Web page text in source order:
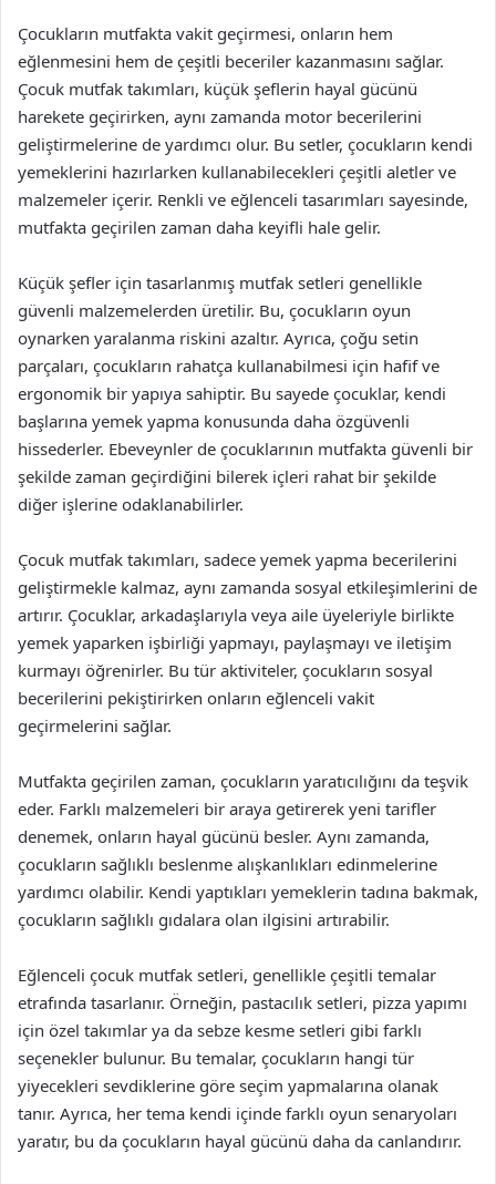
Çocukların mutfakta vakit geçirmesi, onların hem
eğlenmesini hem de çeşitli beceriler kazanmasını sağlar.
Çocuk mutfak takımları, küçük şeflerin hayal gücünü
harekete geçirirken, aynı zamanda motor becerilerini
geliştirmelerine de yardımcı olur. Bu setler, çocukların kendi
yemeklerini hazırlarken kullanabilecekleri çeşitli aletler ve
malzemeler içerir. Renkli ve eğlenceli tasarımları sayesinde,
mutfakta geçirilen zaman daha keyifli hale gelir.
Küçük şefler için tasarlanmış mutfak setleri genellikle
güvenli malzemelerden üretilir. Bu, çocukların oyun
oynarken yaralanma riskini azaltır. Ayrıca, çoğu setin
parçaları, çocukların rahatça kullanabilmesi için hafif ve
ergonomik bir yapıya sahiptir. Bu sayede çocuklar, kendi
başlarına yemek yapma konusunda daha özgüvenli
hissederler. Ebeveynler de çocuklarının mutfakta güvenli bir
şekilde zaman geçirdiğini bilerek içleri rahat bir şekilde
diğer işlerine odaklanabilirler.
Çocuk mutfak takımları, sadece yemek yapma becerilerini
geliştirmekle kalmaz, aynı zamanda sosyal etkileşimlerini de
artırır. Çocuklar, arkadaşlarıyla veya aile üyeleriyle birlikte
yemek yaparken işbirliği yapmayı, paylaşmayı ve iletişim
kurmayı öğrenirler. Bu tür aktiviteler, çocukların sosyal
becerilerini pekiştirirken onların eğlenceli vakit
geçirmelerini sağlar.
Mutfakta geçirilen zaman, çocukların yaratıcılığını da teşvik
eder. Farklı malzemeleri bir araya getirerek yeni tarifler
denemek, onların hayal gücünü besler. Aynı zamanda,
çocukların sağlıklı beslenme alışkanlıkları edinmelerine
yardımcı olabilir. Kendi yaptıkları yemeklerin tadına bakmak,
çocukların sağlıklı gıdalara olan ilgisini artırabilir.
Eğlenceli çocuk mutfak setleri, genellikle çeşitli temalar
etrafında tasarlanır. Örneğin, pastacılık setleri, pizza yapımı
için özel takımlar ya da sebze kesme setleri gibi farklı
seçenekler bulunur. Bu temalar, çocukların hangi tür
yiyecekleri sevdiklerine göre seçim yapmalarına olanak
tanır. Ayrıca, her tema kendi içinde farklı oyun senaryoları
yaratır, bu da çocukların hayal gücünü daha da canlandırır.